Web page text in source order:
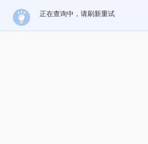
正在查询中，请刷新重试